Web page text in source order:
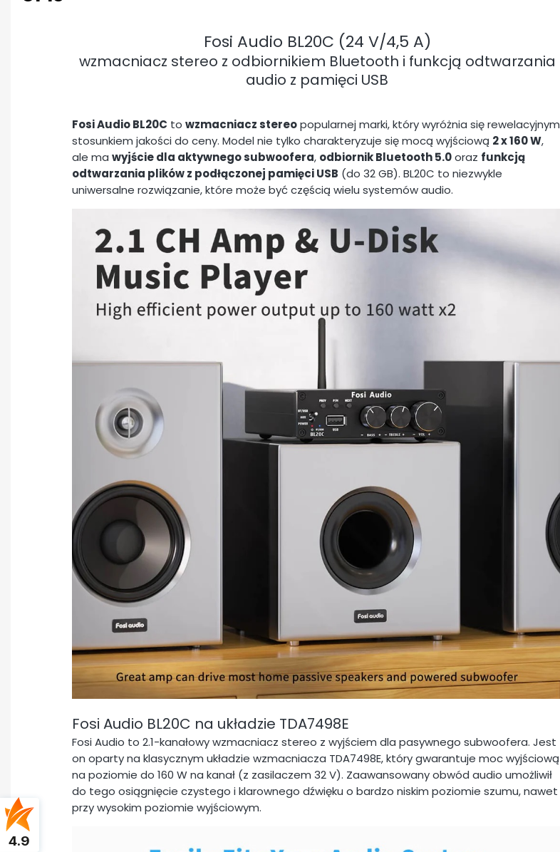
Fosi Audio BL20C (24 V/4,5 A)
wzmacniacz stereo z odbiornikiem Bluetooth i funkcją odtwarzania
audio z pamięci USB
Fosi Audio BL20C to wzmacniacz stereopopularnej marki, który wyróżnia się rewelacyjnym
stosunkiem jakości do ceny. Model nie tylko charakteryzuje się mocą wyjściową 2 x 160 W,
ale ma wyjście dla aktywnego subwoofera, odbiornik Bluetooth 5.0oraz funkcją
odtwarzania plików z podłączonej pamięci USB (do 32 GB). BL20C to niezwykle
uniwersalne rozwiązanie, które może być częścią wielu systemów audio.
Fosi Audio BL20C na układzie TDA7498E
Fosi Audio to 2.1-kanałowy wzmacniacz stereo z wyjściem dla pasywnego subwoofera. Jest
on oparty na klasycznym układzie wzmacniacza TDA7498E, który gwarantuje moc wyjściową
na poziomie do 160 W na kanał (z zasilaczem 32 V). Zaawansowany obwód audio umożliwił
do tego osiągnięcie czystego i klarownego dźwięku o bardzo niskim poziomie szumu, nawet
przy wysokim poziomie wyjściowym.
4.9